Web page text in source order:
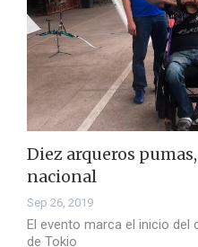
Diez arqueros
nacional
Sep 26, 2019
El evento marca el inicio
de Tokio